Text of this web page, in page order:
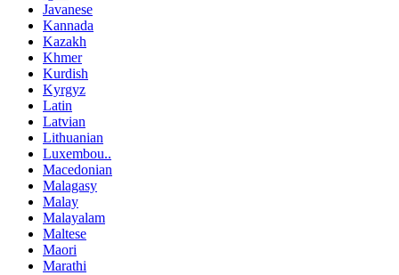
Javanese
Kannada
Kazakh
Khmer
Kurdish
Kyrgyz
Latin
Latvian
Lithuanian
Luxembou..
Macedonian
Malagasy
Malay
Malayalam
Maltese
Maori
Marathi